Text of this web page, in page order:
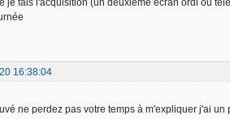
je fais l'acquisition (un deuxième écran ordi ou
16:38:04
ne perdez pas votre temps à m'expliquer j'ai